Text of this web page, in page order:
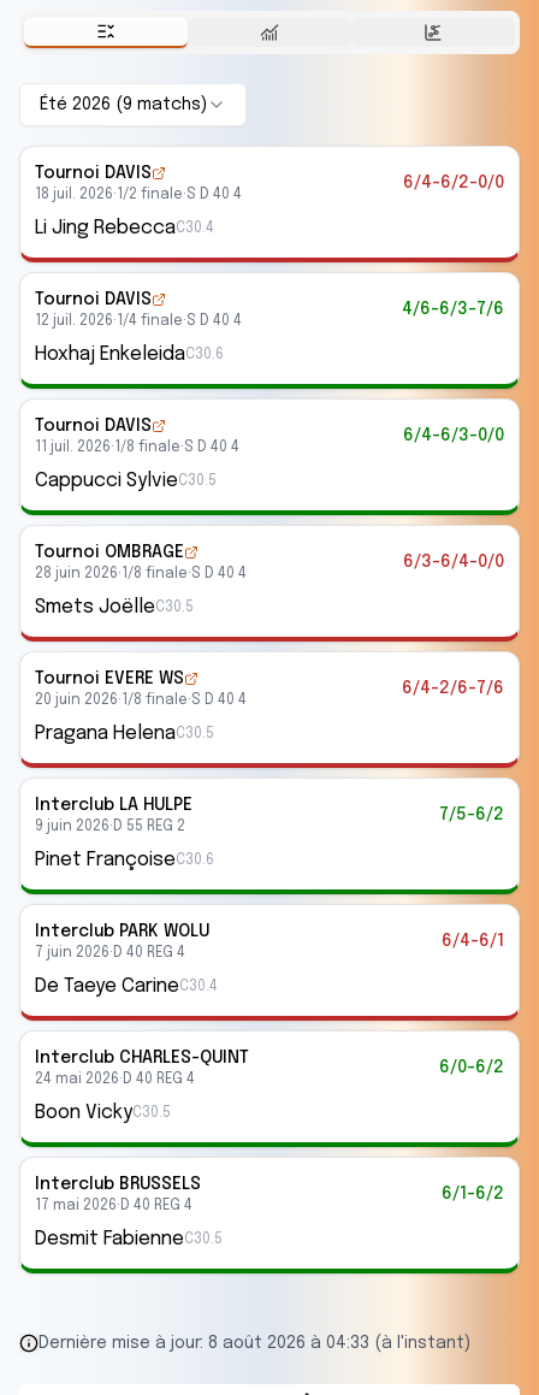
Été 2026 (9 matchs )
Tournoi DAVIS
18 juil. 2026· 1/2 finale·S D 40 4
6/4-6/2-0/0
Li Jing RebeccaC30.4
Tournoi DAVIS
12 juil. 2026· 1/4 finale·S D 40 4
4/6-6/3-7/6
Hoxhaj EnkeleidaC30.6
Tournoi DAVIS
11 juil. 2026· 1/8 finale·S D 40 4
6/4-6/3-0/0
Cappucci SylvieC30.5
Tournoi OMBRAGE
28 juin 2026· 1/8 finale·S D 40 4
6/3-6/4-0/0
Smets JoëlleC30.5
Tournoi EVERE WS
20 juin 2026· 1/8 finale·S D 40 4
6/4-2/6-7/6
Pragana HelenaC30.5
Interclub LA HULPE
9 juin 2026· D 55 REG 2
7/5-6/2
Pinet FrançoiseC30.6
Interclub PARK WOLU
7 juin 2026· D 40 REG 4
6/4-6/1
De Taeye CarineC30.4
Interclub CHARLES-QUINT
24 mai 2026· D 40 REG 4
6/0-6/2
Boon VickyC30.5
Interclub BRUSSELS
17 mai 2026· D 40 REG 4
6/1-6/2
Desmit FabienneC30.5
Dernière mise à jour: 8 août 2026 à 04:33 (à l'instant)